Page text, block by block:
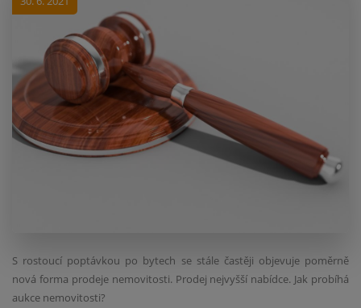
S rostoucí poptávkou po bytech se stále častěji objevuje poměrně
nová forma prodeje nemovitosti. Prodej nejvyšší nabídce. Jak probíhá
aukce nemovitosti?